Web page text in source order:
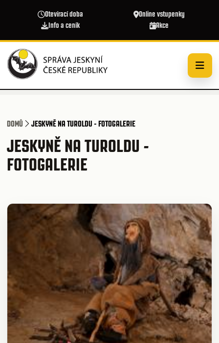
Otevírací doba
Online vstupenky
Info a ceník
Akce
DOMŮ JESKYNĚ NA TUROLDU - FOTOGALERIE
JESKYNĚ NA TUROLDU -
FOTOGALERIE